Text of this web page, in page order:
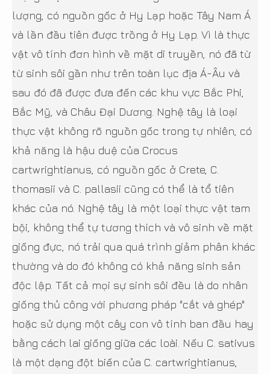
lượng, có nguồn gốc ở Hy Lạp hoặc Tây Nam Á
và lần đầu tiên được trồng ở Hy Lạp. Vì là thực
vật vô tính đơn hình về mặt di truyền, nó đã từ
từ sinh sôi gần như trên toàn lục địa Á-Âu và
sau đó đã được đưa đến các khu vực Bắc Phi,
Bắc Mỹ, và Châu Đại Dương. Nghệ tây là loại
thực vật không rõ nguồn gốc trong tự nhiên, có
khả năng là hậu duệ của Crocus
cartwrightianus, có nguồn gốc ở Crete, C.
thomasii và C. pallasii cũng có thể là tổ tiên
khác của nó. Nghệ tây là một loại thực vật tam
bội, không thể tự tương thích và vô sinh về mặt
giống đực, nó trải qua quá trình giảm phân khác
thường và do đó không có khả năng sinh sản
độc lập. Tất cả mọi sự sinh sôi đều là do nhân
giống thủ công với phương pháp "cắt và ghép"
hoặc sử dụng một cây con vô tính ban đầu hay
bằng cách lai giống giữa các loài. Nếu C. sativus
là một dạng đột biến của C. cartwrightianus,